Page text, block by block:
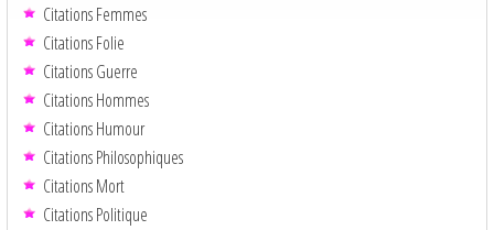
Citations Femmes
Citations Folie
Citations Guerre
Citations Hommes
Citations Humour
Citations Philosophiques
Citations Mort
Citations Politique